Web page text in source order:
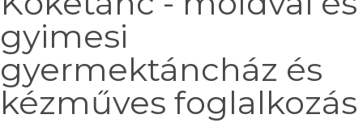
gyimesi
gyermektáncház és
kézműves foglalkozás